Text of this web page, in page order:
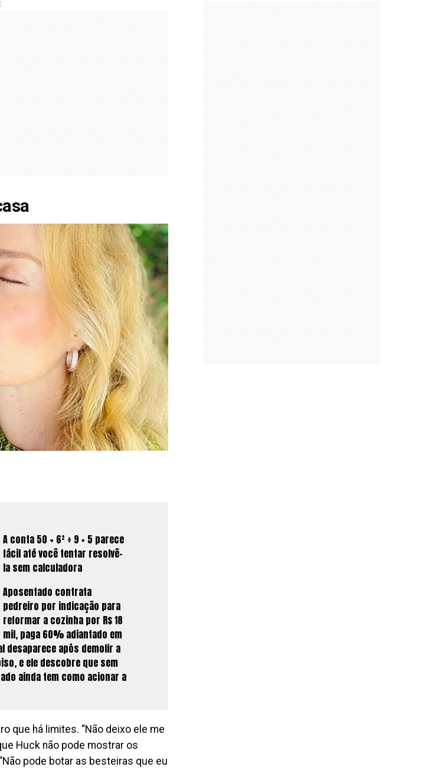
A conta 50 + 6² ÷ 9 × 5 parece
fácil até você tentar resolvê-
la sem calculadora
Aposentado contrata
pedreiro por indicação para
reformar a cozinha por R$ 18
mil, paga 60% adiantado em
desaparece após demolir a
e ele descobre que sem
ainda tem como acionar a
que há limites. “Não deixo ele me
Huck não pode mostrar os
pode botar as besteiras que eu